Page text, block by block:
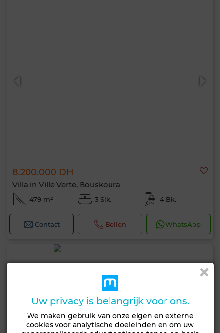
8.200.000 DH
Villa in Ville Verte, Bouskoura
479 m² 3 Slk. 4 Bk.
Contact Bellen WhatsApp
Uw privacy is belangrijk voor ons.
We maken gebruik van onze eigen en externe
cookies voor analytische doeleinden en om uw